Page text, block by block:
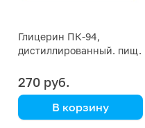
Глицерин ПК-94,
дистиллированный. пищ.
триоксипропан) фасовка
1 кг
270 руб.
В корзину